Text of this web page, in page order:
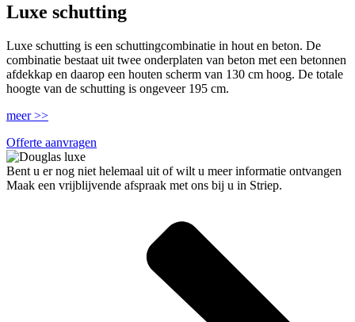
Luxe schutting
Luxe schutting is een schuttingcombinatie in hout en beton. De
combinatie bestaat uit twee onderplaten van beton met een betonnen
afdekkap en daarop een houten scherm van 130 cm hoog. De totale
hoogte van de schutting is ongeveer 195 cm.
meer >>
Offerte aanvragen
Bent u er nog niet helemaal uit of wilt u meer informatie ontvangen
Maak een vrijblijvende afspraak met ons bij u in Striep.